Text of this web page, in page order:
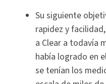
Su siguiente
rapidez y
a Clear a todavía
había logrado en
se tenían los